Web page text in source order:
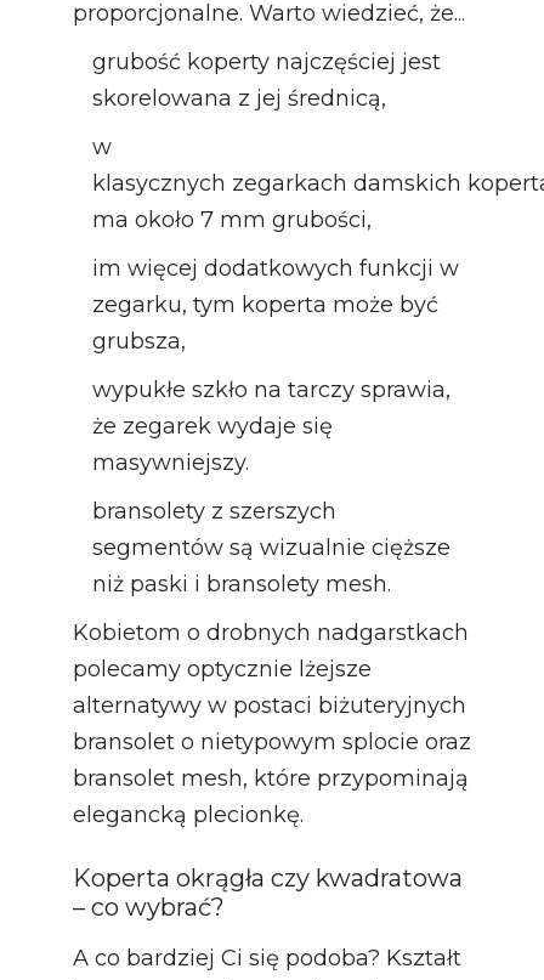
proporcjonalne. Warto wiedzieć, że...
grubość koperty najczęściej jest
skorelowana z jej średnicą,
w
klasycznych zegarkach damskich
ma około 7 mm grubości,
im więcej dodatkowych funkcji w
zegarku, tym koperta może być
grubsza,
wypukłe szkło na tarczy sprawia,
że zegarek wydaje się
masywniejszy.
bransolety z szerszych
segmentów są wizualnie cięższe
niż paski i bransolety mesh.
Kobietom o drobnych nadgarstkach
polecamy optycznie lżejsze
alternatywy w postaci biżuteryjnych
bransolet o nietypowym splocie oraz
bransolet mesh, które przypominają
elegancką plecionkę.
Koperta okrągła czy kwadratowa
– co wybrać?
A co bardziej Ci się podoba? Kształt